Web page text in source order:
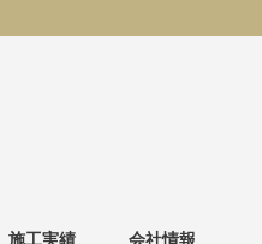
施工実績 会社情報